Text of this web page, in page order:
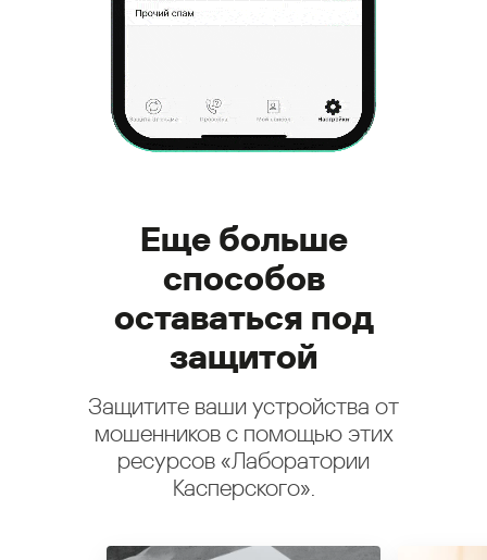
Еще больше
способов
оставаться под
защитой
Защитите ваши устройства от
мошенников с помощью этих
ресурсов «Лаборатории
Касперского».